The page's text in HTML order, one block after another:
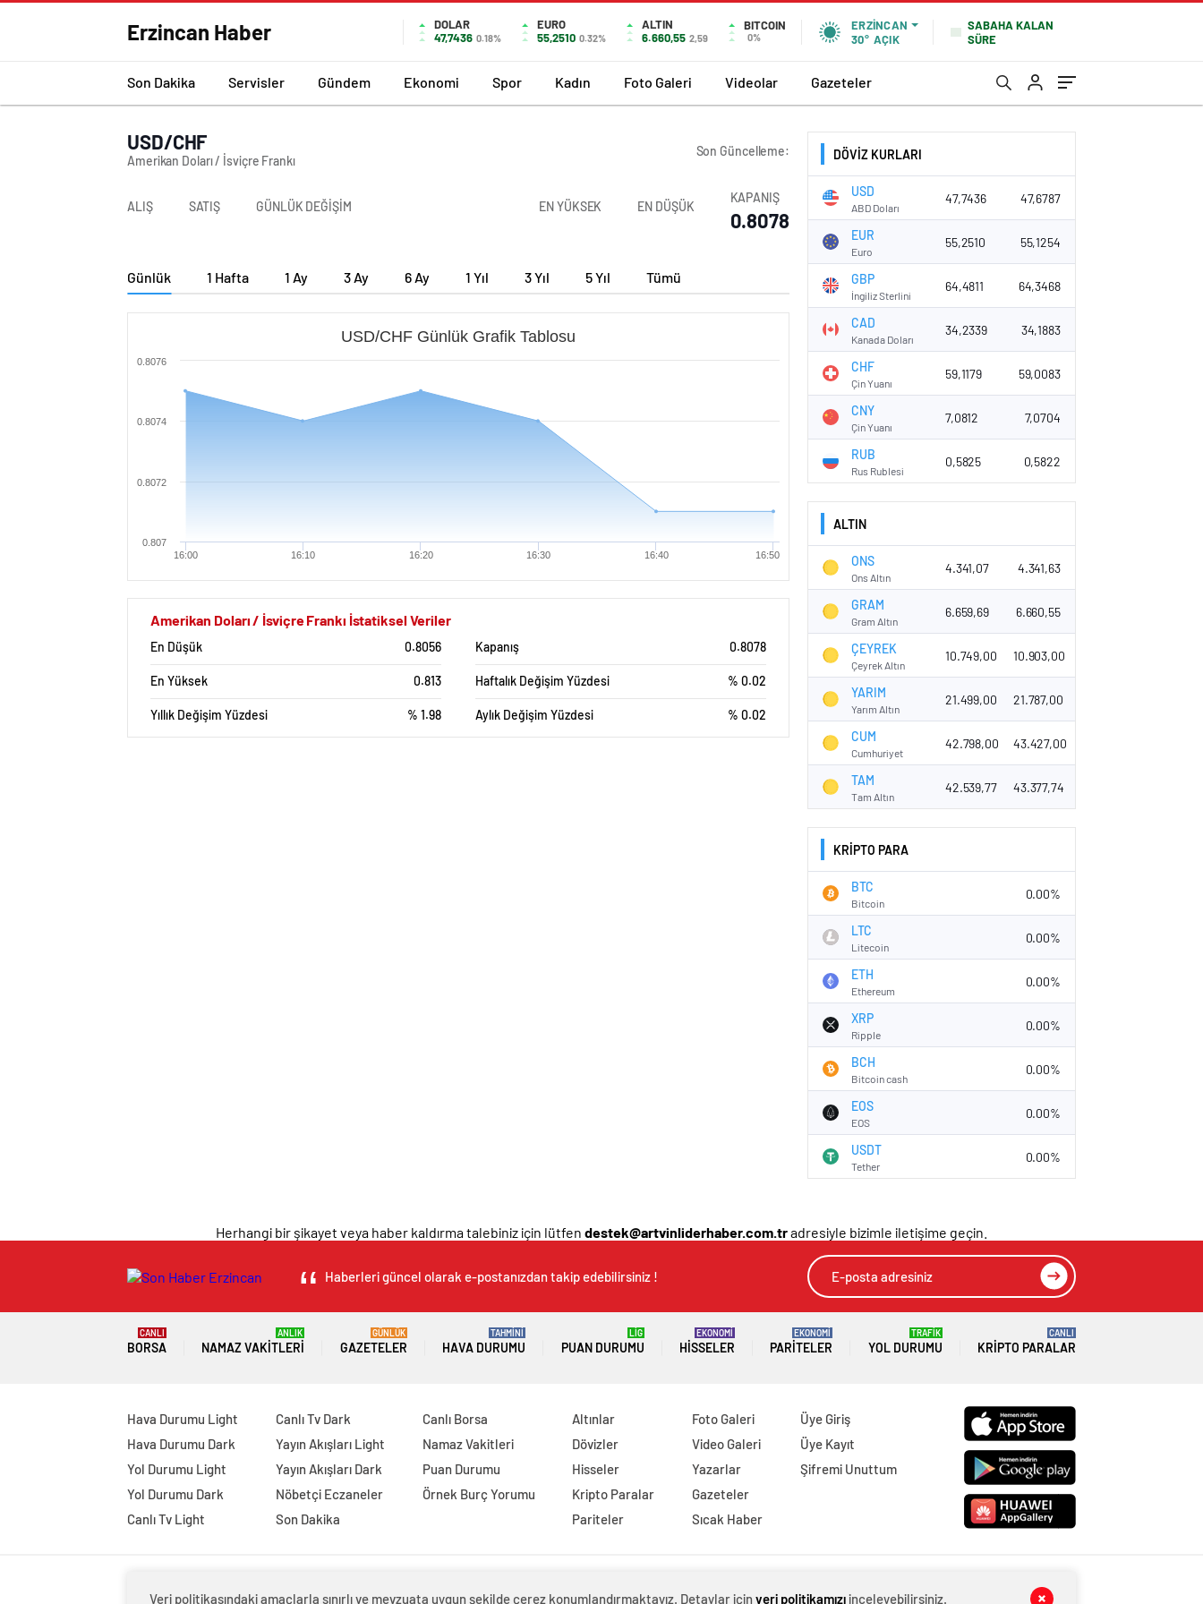
Erzincan Haber
DOLAR
47,7436 0.18%
EURO
55,2510 0.32%
ALTIN
6.660,55 2,59
BITCOIN
0%
ERZINCAN
30° AÇIK
SABAHA KALAN
SÜRE
Son Dakika Servisler Gündem Ekonomi Spor Kadın Foto Galeri Videolar Gazeteler
USD/CHF
Amerikan Doları / İsviçre Frankı
Son Güncelleme:
ALIŞ SATIŞ GÜNLÜK DEĞİŞİM EN YÜKSEK EN DÜŞÜK
KAPANIŞ
0.8078
Günlük 1 Hafta 1 Ay 3 Ay 6 Ay 1 Yıl 3 Yıl 5 Yıl Tümü
USD/CHF Günlük Grafik Tablosu
16:00 16:10 16:20 16:30 16:40 16:50
0.807
0.8072
0.8074
0.8076
Amerikan Doları / İsviçre Frankı İstatiksel Veriler
En Düşük 0.8056 Kapanış 0.8078
En Yüksek 0.813 Haftalık Değişim Yüzdesi % 0.02
Yıllık Değişim Yüzdesi % 1.98 Aylık Değişim Yüzdesi % 0.02
DÖVİZ KURLARI
USD
ABD Doları
47,7436 47,6787
EUR
Euro
55,2510 55,1254
GBP
İngiliz Sterlini
64,4811 64,3468
CAD
Kanada Doları
34,2339 34,1883
CHF
Çin Yuanı
59,1179 59,0083
CNY
Çin Yuanı
7,0812 7,0704
RUB
Rus Rublesi
0,5825 0,5822
ALTIN
ONS
Ons Altın
4.341,07 4.341,63
GRAM
Gram Altın
6.659,69 6.660,55
ÇEYREK
Çeyrek Altın
10.749,00 10.903,00
YARIM
Yarım Altın
21.499,00 21.787,00
CUM
Cumhuriyet
42.798,00 43.427,00
TAM
Tam Altın
42.539,77 43.377,74
KRİPTO PARA
BTC
Bitcoin
0.00%
LTC
Litecoin
0.00%
ETH
Ethereum
0.00%
XRP
Ripple
0.00%
BCH
Bitcoin cash
0.00%
EOS
EOS
0.00%
USDT
Tether
0.00%
Herhangi bir şikayet veya haber kaldırma talebiniz için lütfen destek@artvinliderhaber.com.tradresiyle bizimle iletişime geçin.
Haberleri güncel olarak e-postanızdan takip edebilirsiniz !
BORSA
CANLI
NAMAZ VAKITLERI
ANLIK
GAZETELER
GÜNLÜK
HAVA DURUMU
TAHMİNİ
PUAN DURUMU
LİG
HISSELER
EKONOMİ
PARITELER
EKONOMİ
YOL DURUMU
TRAFİK
KRIPTO PARALAR
CANLI
Hava Durumu Light
Hava Durumu Dark
Yol Durumu Light
Yol Durumu Dark
Canlı Tv Light
Canlı Tv Dark
Yayın Akışları Light
Yayın Akışları Dark
Nöbetçi Eczaneler
Son Dakika
Canlı Borsa
Namaz Vakitleri
Puan Durumu
Örnek Burç Yorumu
Altınlar
Dövizler
Hisseler
Kripto Paralar
Pariteler
Foto Galeri
Video Galeri
Yazarlar
Gazeteler
Sıcak Haber
Üye Giriş
Üye Kayıt
Şifremi Unuttum
Veri politikasındaki amaçlarla sınırlı ve mevzuata uygun şekilde çerez konumlandırmaktayız. Detaylar için veri politikamızıinceleyebilirsiniz.